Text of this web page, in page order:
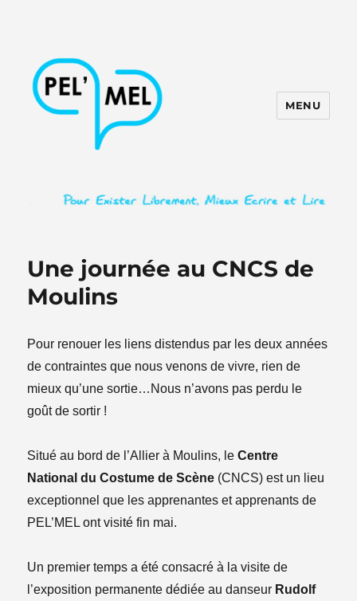
PEL'MEL
MENU
Une journée au CNCS de
Moulins
Pour renouer les liens distendus par les deux années
de contraintes que nous venons de vivre, rien de
mieux qu’une sortie…Nous n’avons pas perdu le
goût de sortir !
Situé au bord de l’Allier à Moulins, le Centre
National du Costume de Scène (CNCS) est un lieu
exceptionnel que les apprenantes et apprenants de
PEL’MEL ont visité fin mai.
Un premier temps a été consacré à la visite de
l’exposition permanente dédiée au danseur Rudolf